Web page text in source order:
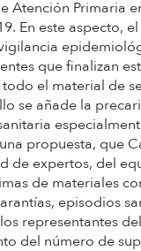
Primaria
En este aspecto,
que finalizan
el material de
se añade la
propuesta, que
de expertos, del
de materiales
episodios
representantes
del número de